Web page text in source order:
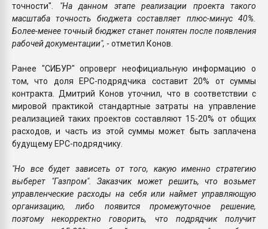
точности". "На данном этапе реализации проекта такого
масштаба точность бюджета составляет плюс-минус 40%.
Более-менее точный бюджет станет понятен после появления
рабочей документации", - отметил Конов.
Ранее "СИБУР" опроверг неофициальную информацию о
том, что доля EPC-подрядчика составит 20% от суммы
контракта. Дмитрий Конов уточнил, что в соответствии с
мировой практикой стандартные затраты на управление
реализацией таких проектов составляют 15-20% от общих
расходов, и часть из этой суммы может быть заплачена
будущему EPC-подрядчику.
"Но все будет зависеть от того, какую именно стратегию
выберет "Газпром". Заказчик может решить, что возьмет
управленческие расходы на себя или наймет управляющую
организацию, либо появится промежуточное решение,
поэтому некорректно говорить, что подрядчик получит